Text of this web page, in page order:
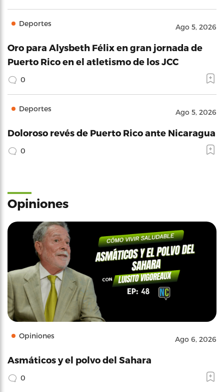
Deportes Ago 5, 2026
Oro para Alysbeth Félix en gran jornada de
Puerto Rico en el atletismo de los JCC
0
Deportes Ago 5, 2026
Doloroso revés de Puerto Rico ante Nicaragua
0
Opiniones
Opiniones Ago 6, 2026
Asmáticos y el polvo del Sahara
0